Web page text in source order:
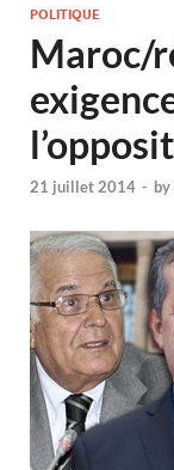
POLITIQUE
Maroc/
21 juillet 2014 - by